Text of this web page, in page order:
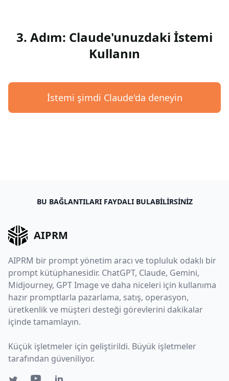
3. Adım: Claude'unuzdaki İstemi
Kullanın
İstemi şimdi Claude'da deneyin
BU BAĞLANTILARI FAYDALI BULABILIRSINIZ
AIPRM
AIPRM bir prompt yönetim aracı ve topluluk odaklı bir
prompt kütüphanesidir. ChatGPT, Claude, Gemini,
Midjourney, GPT Image ve daha niceleri için kullanıma
hazır promptlarla pazarlama, satış, operasyon,
üretkenlik ve müşteri desteği görevlerini dakikalar
içinde tamamlayın.
Küçük işletmeler için geliştirildi. Büyük işletmeler
tarafından güveniliyor.